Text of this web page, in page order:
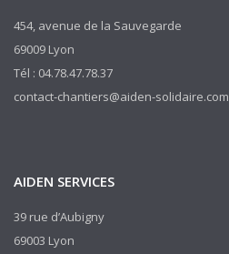
454, avenue de la Sauvegarde
69009 Lyon
Tél : 04.78.47.78.37
contact-chantiers@aiden-solidaire.com
AIDEN SERVICES
39 rue d’Aubigny
69003 Lyon